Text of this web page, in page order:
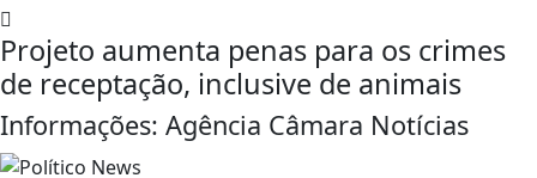
Projeto aumenta penas para os crimes
de receptação, inclusive de animais
Informações: Agência Câmara Notícias